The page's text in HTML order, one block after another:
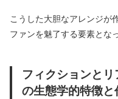
こうした大胆なアレンジが
ファンを魅了する要素とな
フィクションと
の生態学的特徴